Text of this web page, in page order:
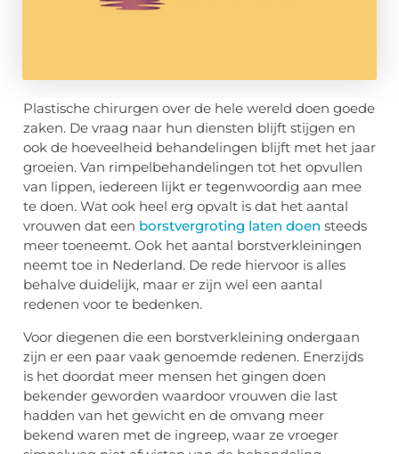
Plastische chirurgen over de hele wereld doen goede
zaken. De vraag naar hun diensten blijft stijgen en
ook de hoeveelheid behandelingen blijft met het jaar
groeien. Van rimpelbehandelingen tot het opvullen
van lippen, iedereen lijkt er tegenwoordig aan mee
te doen. Wat ook heel erg opvalt is dat het aantal
vrouwen dat een borstvergroting laten doen steeds
meer toeneemt. Ook het aantal borstverkleiningen
neemt toe in Nederland. De rede hiervoor is alles
behalve duidelijk, maar er zijn wel een aantal
redenen voor te bedenken.
Voor diegenen die een borstverkleining ondergaan
zijn er een paar vaak genoemde redenen. Enerzijds
is het doordat meer mensen het gingen doen
bekender geworden waardoor vrouwen die last
hadden van het gewicht en de omvang meer
bekend waren met de ingreep, waar ze vroeger